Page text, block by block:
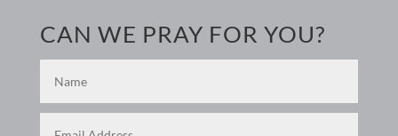
CAN WE PRAY FOR YOU?